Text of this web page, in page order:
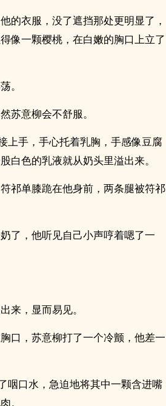
的衣服，没了遮挡那处更明显了，
像一颗樱桃，在白嫩的胸口上立了
。
苏意柳会不舒服。
上手，手心托着乳胸，手感像豆腐
白色的乳液就从奶头里溢出来。
祁单膝跪在他身前，两条腿被符祁
了，他听见自己小声哼着嗯了一
来，显而易见。
口，苏意柳打了一个冷颤，他差一
咽口水，急迫地将其中一颗含进嘴
。